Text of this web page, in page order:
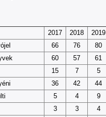
2017 2018 2019
66 76 80
60 57 61
15 7 5
36 42 44
5 4 9
3 3 4